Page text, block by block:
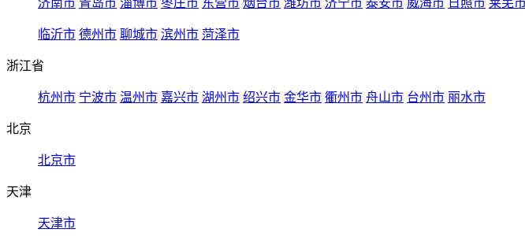
济南市 青岛市 淄博市 枣庄市 东营市 烟台市 潍坊市 济宁市 泰安市 威海市 日照市 莱芜
临沂市 德州市 聊城市 滨州市 菏泽市
浙江省
杭州市 宁波市 温州市 嘉兴市 湖州市 绍兴市 金华市 衢州市 舟山市 台州市 丽水市
北京
北京市
天津
天津市